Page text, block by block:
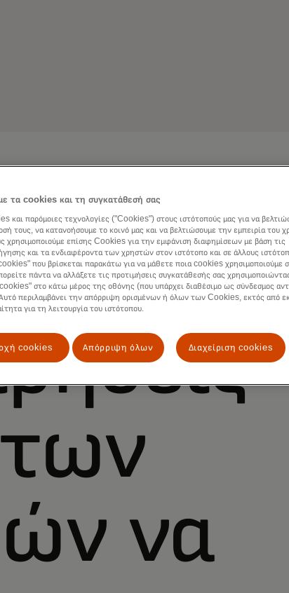
τις
να
τα cookies και τη συγκατάθεσή σας
και παρόμοιες τεχνολογίες ("Cookies") στους ιστότοπούς μας για να
τους, να κατανοήσουμε το κοινό μας και να βελτιώσουμε την εμπειρία του
χρησιμοποιούμε επίσης Cookies για την εμφάνιση διαφημίσεων με βάση τις
και τα ενδιαφέροντα των χρηστών στον ιστότοπο και σε άλλους
που βρίσκεται παρακάτω για να μάθετε ποια cookies χρησιμοποιούμε
πάντα να αλλάξετε τις προτιμήσεις συγκατάθεσής σας
cookies" στο κάτω μέρος της οθόνης (που υπάρχει διαθέσιμο ως σύνδεσμος
περιλαμβάνει την απόρριψη ορισμένων ή όλων των Cookies, εκτός από
για τη λειτουργία του ιστότοπου.
cookies Απόρριψη όλων Διαχείριση cookies